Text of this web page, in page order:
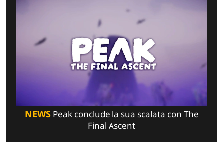
NEWSPeak conclude la sua scalata con The
Final Ascent